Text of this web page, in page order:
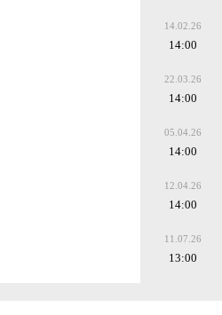
14.02.26
14:00
22.03.26
14:00
05.04.26
14:00
12.04.26
14:00
11.07.26
13:00